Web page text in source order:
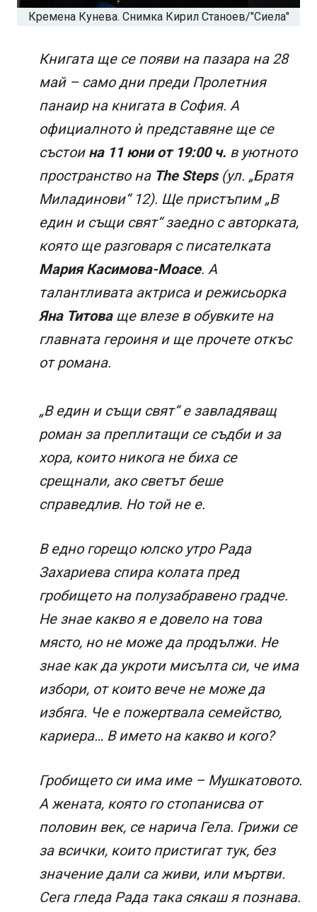
Кремена Кунева. Снимка Кирил Станоев/"Сиела"
Книгата ще се появи на пазара на 28
май – само дни преди Пролетния
панаир на книгата в София. A
официалното ѝ представяне ще се
състои на 11 юни от 19:00 ч. в уютното
пространство на The Steps(ул. „Братя
Миладинови“ 12). Ще пристъпим „В
един и същи свят“ заедно с авторката,
която ще разговаря с писателката
Мария Касимова-Моасе. А
талантливата актриса и режисьорка
Яна Титоваще влезе в обувките на
главната героиня и ще прочете откъс
от романа.
„В един и същи свят“ е завладяващ
роман за преплитащи се съдби и за
хора, които никога не биха се
срещнали, ако светът беше
справедлив. Но той не е.
В едно горещо юлско утро Рада
Захариева спира колата пред
гробището на полузабравено градче.
Не знае какво я е довело на това
място, но не може да продължи. Не
знае как да укроти мисълта си, че има
избори, от които вече не може да
избяга. Че е пожертвала семейство,
кариера… В името на какво и кого?
Гробището си има име – Мушкатовото.
А жената, която го стопанисва от
половин век, се нарича Гела. Грижи се
за всички, които пристигат тук, без
значение дали са живи, или мъртви.
Сега гледа Рада така сякаш я познава.